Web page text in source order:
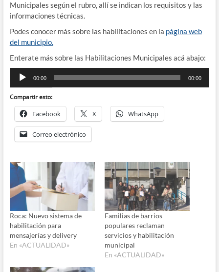
Municipales según el rubro, allí se indican los requisitos y las
informaciones técnicas.
Podes conocer más sobre las habilitaciones en la página web
del municipio.
Enterate más sobre las Habilitaciones Municipales acá abajo:
Reproductor
audio
00:00 00:00
Compartir esto:
Facebook X WhatsApp
Correo electrónico
Roca: Nuevo sistema de
habilitación para
mensajerías y delivery
En «ACTUALIDAD»
Familias de barrios
populares reclaman
servicios y habilitación
municipal
En «ACTUALIDAD»